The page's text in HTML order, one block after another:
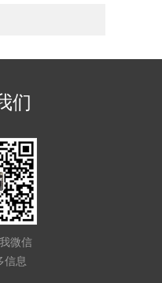
们
微信
信息